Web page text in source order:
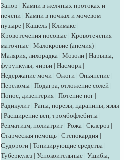
Запор | Камни в желчных протоках и
печени | Камни в почках и мочевом
пузыре | Кашель | Климакс |
Кровотечения носовые | Кровотечения
маточные | Малокровие (анемия) |
Малярия, лихорадка | Мозоли | Нарывы,
фурункулы, чирьи | Насморк |
Недержание мочи | Ожоги | Опьянение |
Переломы | Подагра, отложение солей |
Понос, дизентерия | Потение ног |
Радикулит | Раны, порезы, царапины, язвы
| Расширение вен, тромбофлебиты |
Ревматизм, полиатрит | Рожа | Склероз |
Старческая немощь | Стенокардия |
Судороги | Тонизирующие средства |
Туберкулез | Успокоительные | Ушибы,